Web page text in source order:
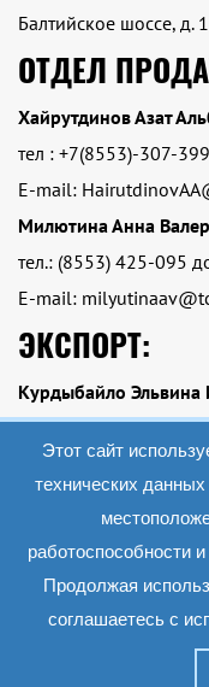
Балтийское шоссе, д.
ОТДЕЛ
Хайрутдинов Азат
тел : +7(8553)-307-399
E-mail:
Милютина Анна
тел.: (8553) 425-095
E-mail:
ЭКСПОРТ:
Курдыбайло Эльвина
тел.: Тел.: +7 (8553)-
E-mail:
2019 АО «Экопэт»
числе дизайн). Запрещается
использование информации
Этот сайт
технических
работоспособности
Продолжая
соглашаетесь с